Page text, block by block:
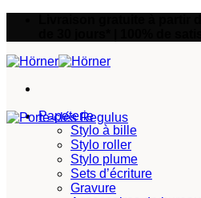
Papeterie
Stylo à bille
Stylo roller
Stylo plume
Sets d’écriture
Gravure